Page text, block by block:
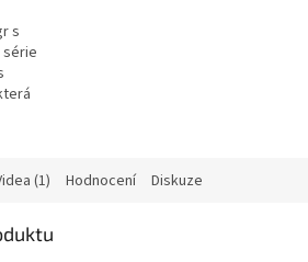
s
(1) Hodnocení Diskuze